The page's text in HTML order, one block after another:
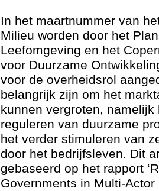
In het maartnummer van
Milieu worden door het
Leefomgeving en het
voor Duurzame
voor de overheidsrol
belangrijk zijn om het
kunnen vergroten, namelijk
reguleren van duurzame
het verder stimuleren van
door het bedrijfsleven. Dit
gebaseerd op het rapport
Governments in Multi-